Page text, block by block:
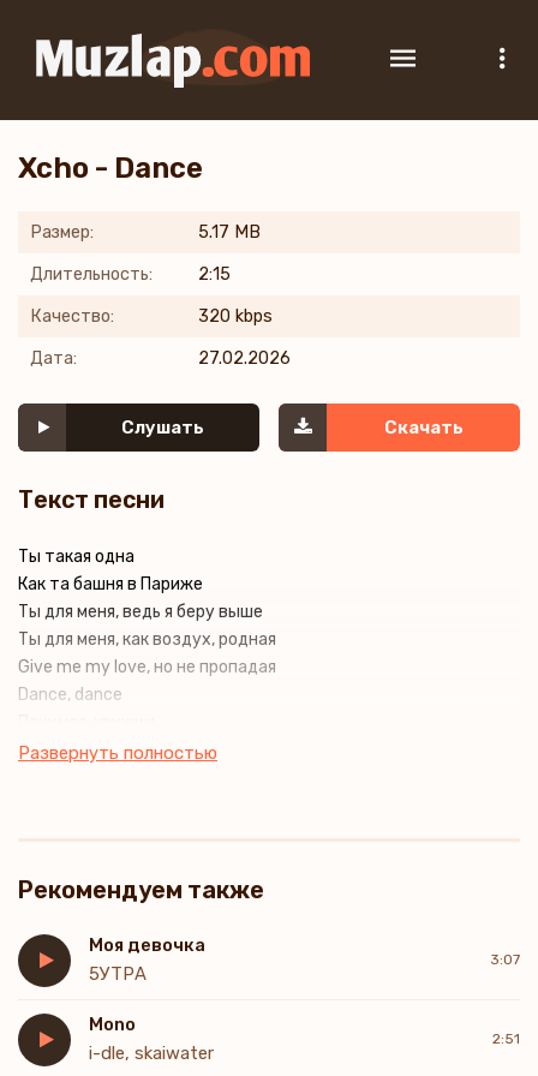
Xcho - Dance
Размер: 5.17 MB
Длительность: 2:15
Качество: 320 kbps
Дата: 27.02.2026
Слушать Скачать
Текст песни
Ты такая одна
Как та башня в Париже
Ты для меня, ведь я беру выше
Ты для меня, как воздух, родная
Give me my love, но не пропадая
Dance, dance
Stance, stance
Я потеряюсь в памяти
Dancing in the dust spinning in the night
Every move you make sets the world alight
Dancing in the dust like we’ve just begun
Hearts collide as one under no one’s sun
Ты яркими глазами
Развернуть полностью
Рекомендуем также
Моя девочка
5УТРА
3:07
Mono
i-dle, skaiwater
2:51